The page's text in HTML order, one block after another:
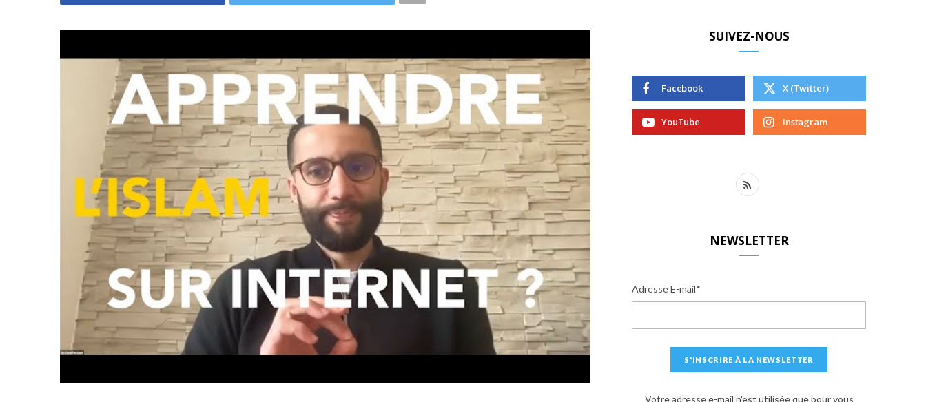
SUIVEZ-NOUS
Facebook X (Twitter)
YouTube Instagram
R
NEWSLETTER
Adresse E-mail*
Votre adresse e-mail n'est utilisée que pour vous